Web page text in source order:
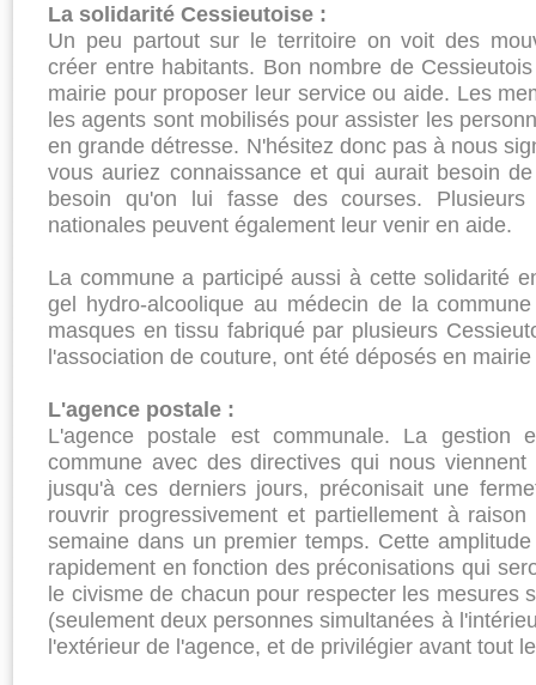
La solidarité Cessieutoise :
Un peu partout sur le territoire on voit des
créer entre habitants. Bon nombre de
mairie pour proposer leur service ou aide. Les
les agents sont mobilisés pour assister les
en grande détresse. N'hésitez donc pas à nous
vous auriez connaissance et qui aurait besoin
besoin qu'on lui fasse des courses. Plusieurs
nationales peuvent également leur venir en aide.
La commune a participé aussi à cette solidarité
gel hydro-alcoolique au médecin de la
masques en tissu fabriqué par plusieurs
l'association de couture, ont été déposés en
L'agence postale :
L'agence postale est communale. La gestion
commune avec des directives qui nous
jusqu'à ces derniers jours, préconisait une
rouvrir progressivement et partiellement à
semaine dans un premier temps. Cette
rapidement en fonction des préconisations qui
le civisme de chacun pour respecter les mesures
(seulement deux personnes simultanées à
l'extérieur de l'agence, et de privilégier avant tout